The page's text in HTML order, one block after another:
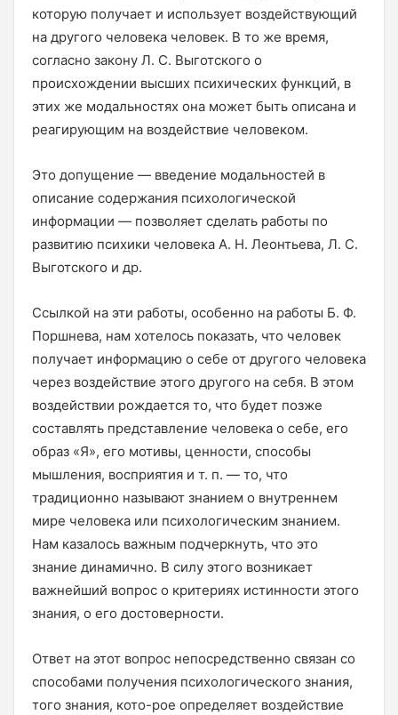
которую получает и использует воздействующий
на другого человека человек. В то же время,
согласно закону Л. С. Выготского о
происхождении высших психических функций, в
этих же модальностях она может быть описана и
реагирующим на воздействие человеком.
Это допущение — введение модальностей в
описание содержания психологической
информации — позволяет сделать работы по
развитию психики человека А. Н. Леонтьева, Л. С.
Выготского и др.
Ссылкой на эти работы, особенно на работы Б. Ф.
Поршнева, нам хотелось показать, что человек
получает информацию о себе от другого человека
через воздействие этого другого на себя. В этом
воздействии рождается то, что будет позже
составлять представление человека о себе, его
образ «Я», его мотивы, ценности, способы
мышления, восприятия и т. п. — то, что
традиционно называют знанием о внутреннем
мире человека или психологическим знанием.
Нам казалось важным подчеркнуть, что это
знание динамично. В силу этого возникает
важнейший вопрос о критериях истинности этого
знания, о его достоверности.
Ответ на этот вопрос непосредственно связан со
способами получения психологического знания,
того знания, кото-рое определяет воздействие